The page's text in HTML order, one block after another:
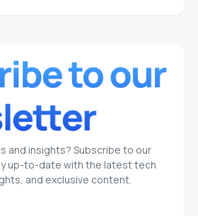
and insights? Subscribe to our
up-to-date with the latest tech
and exclusive content.